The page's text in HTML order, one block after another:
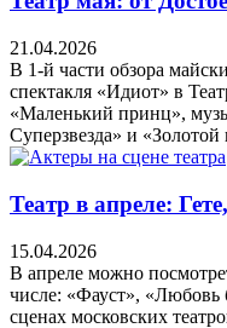
21.04.2026
В 1-й части обзора
спектакля «Идиот» в
«Маленький принц»,
Суперзвезда» и «Золотой
Театр в апреле:
15.04.2026
В апреле можно
числе: «Фауст»,
сценах московских